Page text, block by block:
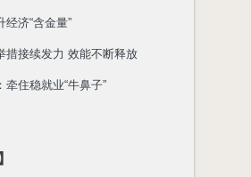
济“含金量”
措接续发力 效能不断释放
牵住稳就业“牛鼻子”